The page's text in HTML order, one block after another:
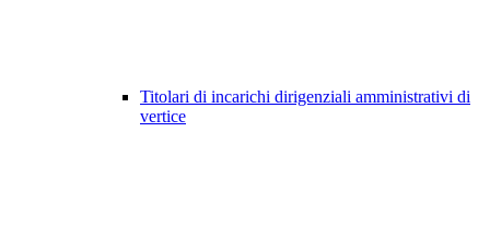
Titolari di incarichi dirigenziali amministrativi di
vertice